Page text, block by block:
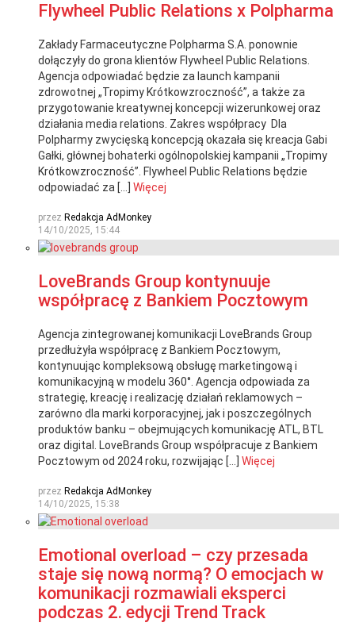
Flywheel Public Relations x Polpharma
Zakłady Farmaceutyczne Polpharma S.A. ponownie
dołączyły do grona klientów Flywheel Public Relations.
Agencja odpowiadać będzie za launch kampanii
zdrowotnej „Tropimy Krótkowzroczność”, a także za
przygotowanie kreatywnej koncepcji wizerunkowej oraz
działania media relations. Zakres współpracy Dla
Polpharmy zwycięską koncepcją okazała się kreacja Gabi
Gałki, głównej bohaterki ogólnopolskiej kampanii „Tropimy
Krótkowzroczność”. Flywheel Public Relations będzie
odpowiadać za […] Więcej
przez Redakcja AdMonkey
14/10/2025, 15:44
LoveBrands Group kontynuuje
współpracę z Bankiem Pocztowym
Agencja zintegrowanej komunikacji LoveBrands Group
przedłużyła współpracę z Bankiem Pocztowym,
kontynuując kompleksową obsługę marketingową i
komunikacyjną w modelu 360°. Agencja odpowiada za
strategię, kreację i realizację działań reklamowych –
zarówno dla marki korporacyjnej, jak i poszczególnych
produktów banku – obejmujących komunikację ATL, BTL
oraz digital. LoveBrands Group współpracuje z Bankiem
Pocztowym od 2024 roku, rozwijając […] Więcej
przez Redakcja AdMonkey
14/10/2025, 15:38
Emotional overload – czy przesada
staje się nową normą? O emocjach w
komunikacji rozmawiali eksperci
podczas 2. edycji Trend Track